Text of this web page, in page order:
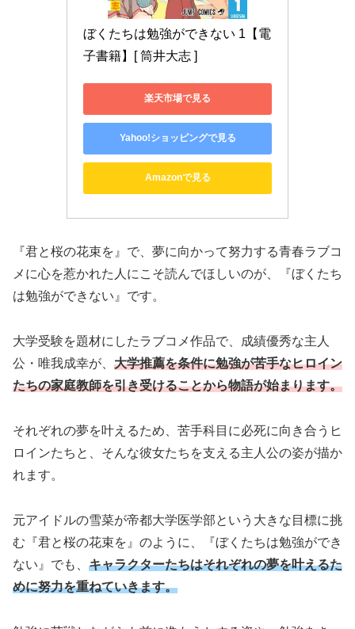
ぼくたちは勉強ができない 1【電
子書籍】[ 筒井大志 ]
楽天市場で見る
Yahoo!ショッピングで見る
Amazonで見る
『君と桜の花束を』で、夢に向かって努力する青春ラブコ
メに心を惹かれた人にこそ読んでほしいのが、『ぼくたち
は勉強ができない』です。
大学受験を題材にしたラブコメ作品で、成績優秀な主人
公・唯我成幸が、 大学推薦を条件に勉強が苦手なヒロイン
たちの家庭教師を引き受けることから物語が始まります。
それぞれの夢を叶えるため、苦手科目に必死に向き合うヒ
ロインたちと、そんな彼女たちを支える主人公の姿が描か
れます。
元アイドルの雪菜が帝都大学医学部という大きな目標に挑
む『君と桜の花束を』のように、『ぼくたちは勉強ができ
ない』でも、 キャラクターたちはそれぞれの夢を叶えるた
めに努力を重ねていきます。